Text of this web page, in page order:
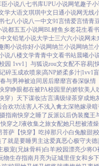
臣小说八七书库UPU小说网笔趣子
学大语文琪琪中文 日通小说网无线
七八小说八一中文91言情爱言情青
说都五五小说网BL鲤鱼乡老花生看书
文铅笔小说大学士三六六小说网未
阁小说你好小说网纳兰小说网纳兰
说八楼文学青青中文看书站晨曦小
园 1vv1］ 与狐说rou文女配不容易[
碎玉成欢喷泉|高NP娇柔多汁|1vv1
与男神被迫同居后靡靡宫春深纵情
穿睁眼都在被PA校园里的娇软美人
穿） 天下谋妆|古言满级绿茶穿成炮
合欢功法害人不浅入禽太深艳嫁录
指南快穿之睡了反派以后伪装魔王
快穿之J液收集之旅女配她只想被渣
菩萨 【快穿】吃掉那只小白兔酸甜|
就是要睡男主这爱真恶心极守夫德
极宠(兄妹骨科)白羊|校园漂亮少将O
物生存指南月亮为证城里侄女和乡